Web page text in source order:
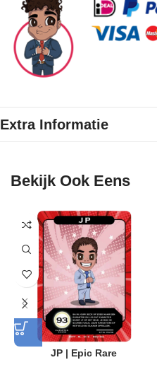
Extra Informatie
Bekijk Ook Eens
JP | Epic Rare